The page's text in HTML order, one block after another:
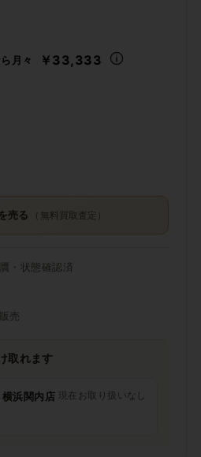
月々 ￥33,333
売る （無料買取査定）
・状態確認済
売
取れます
横浜関内店 現在お取り扱いなし